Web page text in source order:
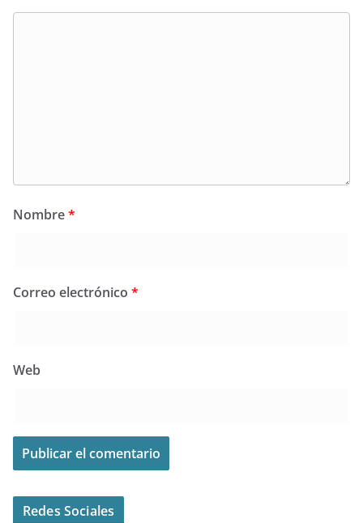
Nombre*
Correo electrónico *
Web
Redes Sociales